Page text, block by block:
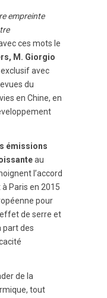
empreinte
ces mots le
M. Giorgio
avec
du
en Chine, en
émissions
au
l’accord
Paris en 2015
pour
de serre et
part des
de la
tout